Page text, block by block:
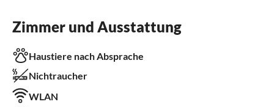
Zimmer und Ausstattung
Haustiere nach Absprache
Nichtraucher
WLAN